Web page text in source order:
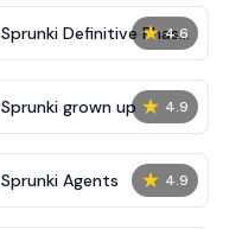
★ 4.6
Sprunki Definitive Phase
7
★ 4.9
Sprunki grown up
★ 4.9
Sprunki Agents